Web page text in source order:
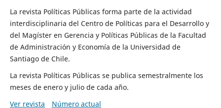
La revista Políticas Públicas forma parte de la actividad
interdisciplinaria del Centro de Políticas para el Desarrollo y
del Magíster en Gerencia y Políticas Públicas de la Facultad
de Administración y Economía de la Universidad de
Santiago de Chile.
La revista Políticas Públicas se publica semestralmente los
meses de enero y julio de cada año.
Ver revista
Número actual